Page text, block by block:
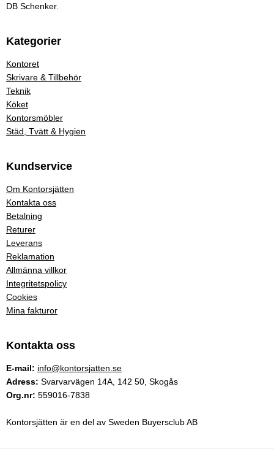
DB Schenker.
Kategorier
Kontoret
Skrivare & Tillbehör
Teknik
Köket
Kontorsmöbler
Städ, Tvätt & Hygien
Kundservice
Om Kontorsjätten
Kontakta oss
Betalning
Returer
Leverans
Reklamation
Allmänna villkor
Integritetspolicy
Cookies
Mina fakturor
Kontakta oss
E-mail: info@kontorsjatten.se
Adress: Svarvarvägen 14A, 142 50, Skogås
Org.nr: 559016-7838
Kontorsjätten är en del av Sweden Buyersclub AB